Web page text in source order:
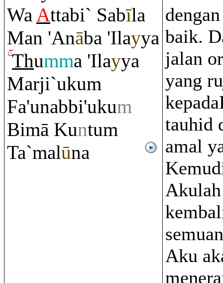
WaAttabi` Sabīla
Man 'Anāba 'Ilayya
Thumma 'Ilayya
Marji`ukum
Fa'unabbi'ukum
Bimā Kuntum
Ta`malūna
baik.
jalan
yang
tauhid
amal
Aku